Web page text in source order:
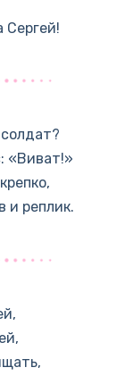
«Виват!»
и реплик.